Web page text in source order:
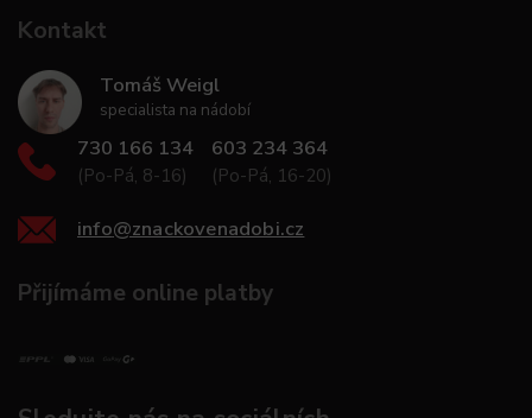
Kontakt
Tomáš Weigl
specialista na nádobí
730 166 134
(Po-Pá, 8-16)
603 234 364
(Po-Pá, 16-20)
info@znackovenadobi.cz
Přijímáme online platby